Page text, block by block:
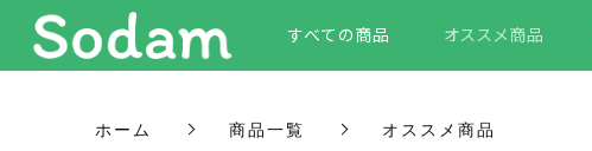
すべての商品 オススメ商品
ホーム 商品一覧 オススメ商品